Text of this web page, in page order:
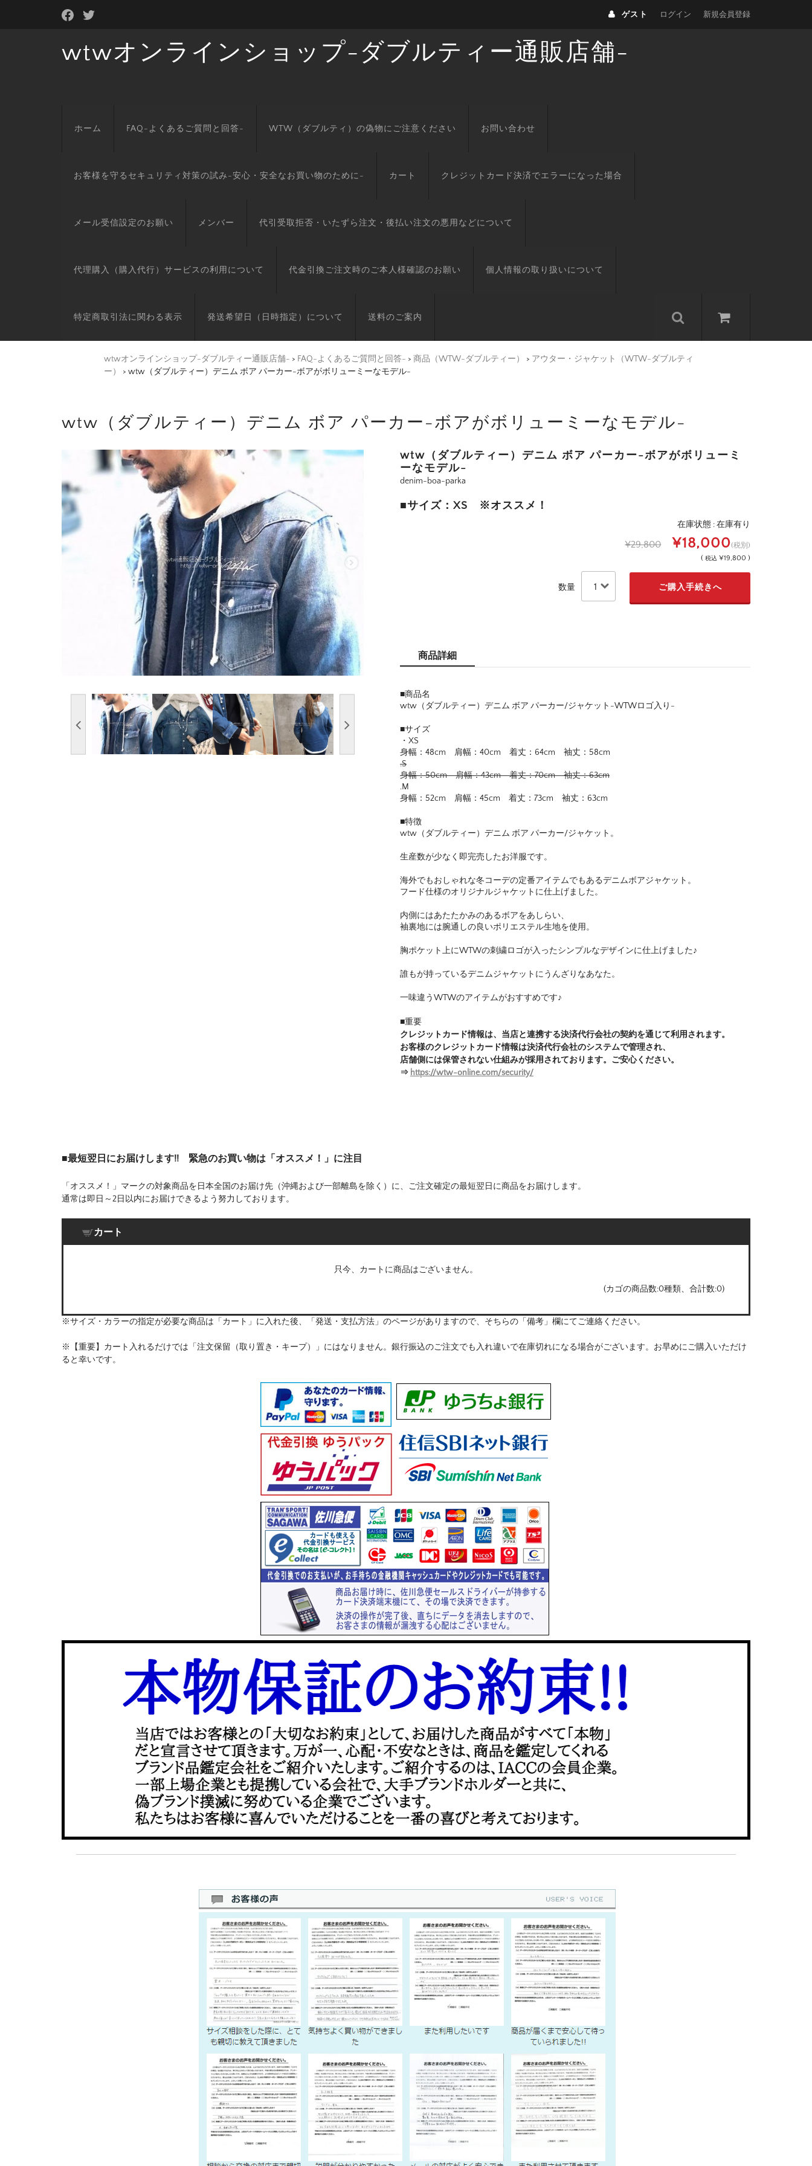
wtwオンラインショップ-ダブルティー通販店舗-
ゲスト ログイン 新規会員登録
ホーム FAQ-よくあるご質問と回答- WTW（ダブルティ）の偽物にご注意ください お問い合わせ
お客様を守るセキュリティ対策の試み-安心・安全なお買い物のために- カート クレジットカード決済でエラーになった場合
メール受信設定のお願い メンバー 代引受取拒否・いたずら注文・後払い注文の悪用などについて
代理購入（購入代行）サービスの利用について 代金引換ご注文時のご本人様確認のお願い 個人情報の取り扱いについて
特定商取引法に関わる表示 発送希望日（日時指定）について 送料のご案内
wtwオンラインショップ-ダブルティー通販店舗- > FAQ-よくあるご質問と回答- > 商品（WTW-ダブルティー） > アウター・ジャケット（WTW-ダブルティ
ー）
> wtw（ダブルティー）デニム ボア パーカー-ボアがボリューミーなモデル-
wtw（ダブルティー）デニム ボア パーカー-ボアがボリューミーなモデル-
wtw（ダブルティー）デニム ボア パーカー-ボアがボリューミ
ーなモデル-
denim-boa-parka
■サイズ：XS ※オススメ！
在庫状態 : 在庫有り
¥29,800 ¥18,000(税別)
( 税込 ¥19,800 )
数量
商品詳細
■商品名
wtw（ダブルティー）デニム ボア パーカー/ジャケット-WTWロゴ入り-
■サイズ
・XS
身幅：48cm 肩幅：40cm 着丈：64cm 袖丈：58cm
.S
身幅：50cm 肩幅：43cm 着丈：70cm 袖丈：63cm
.M
身幅：52cm 肩幅：45cm 着丈：73cm 袖丈：63cm
■特徴
wtw（ダブルティー）デニム ボア パーカー/ジャケット。
生産数が少なく即完売したお洋服です。
海外でもおしゃれな冬コーデの定番アイテムでもあるデニムボアジャケット。
フード仕様のオリジナルジャケットに仕上げました。
内側にはあたたかみのあるボアをあしらい、
袖裏地には腕通しの良いポリエステル生地を使用。
胸ポケット上にWTWの刺繍ロゴが入ったシンプルなデザインに仕上げました♪
誰もが持っているデニムジャケットにうんざりなあなた。
一味違うWTWのアイテムがおすすめです♪
■重要
クレジットカード情報は、当店と連携する決済代行会社の契約を通じて利用されます。
お客様のクレジットカード情報は決済代行会社のシステムで管理され、
店舗側には保管されない仕組みが採用されております。ご安心ください。
⇒ https://wtw-online.com/security/
■最短翌日にお届けします!! 緊急のお買い物は「オススメ！」に注目
「オススメ！」マークの対象商品を日本全国のお届け先（沖縄および一部離島を除く）に、ご注文確定の最短翌日に商品をお届けします。
通常は即日～2日以内にお届けできるよう努力しております。
カート
只今、カートに商品はございません。
(カゴの商品数:0種類、合計数:0)
※サイズ・カラーの指定が必要な商品は「カート」に入れた後、「発送・支払方法」のページがありますので、そちらの「備考」欄にてご連絡ください。
※【重要】カート入れるだけでは「注文保留（取り置き・キープ）」にはなりません。銀行振込のご注文でも入れ違いで在庫切れになる場合がございます。お早めにご購入いただけ
ると幸いです。